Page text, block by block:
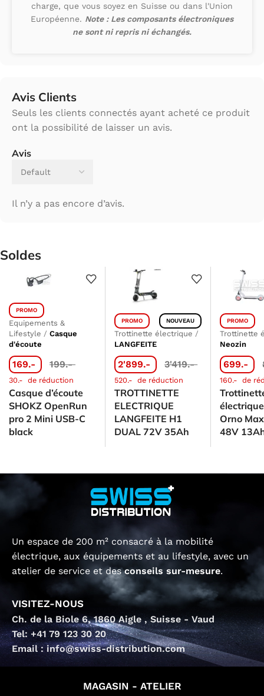
charge, que vous soyez en Suisse ou dans l'Union
Européenne. Note : Les composants électroniques
ne sont ni repris ni échangés.
Avis Clients
Avis
Il n’y a pas encore d’avis.
Seuls les clients connectés ayant acheté ce produit
ont la possibilité de laisser un avis.
Soldes
PROMO
Equipements &
Lifestyle / Casque
d'écoute
169.- 199.-
30.- de réduction
Casque d’écoute
SHOKZ OpenRun
pro 2 Mini USB-C
black
PROMO NOUVEAU
Trottinette électrique /
LANGFEITE
2'899.- 3'419.-
520.- de réduction
TROTTINETTE
ELECTRIQUE
LANGFEITE H1
DUAL 72V 35Ah
PROMO
Trottinette
Neozin
699.-
160.- de
Orno
48V
Un espace de 200 m² consacré à la mobilité
électrique, aux équipements et au lifestyle, avec un
atelier de service et desconseils sur-mesure.
VISITEZ-NOUS
Ch. de la Biole 6, 1860 Aigle , Suisse - Vaud
Tel: +41 79 123 30 20
Email : info@swiss-distribution.com
MAGASIN - ATELIER